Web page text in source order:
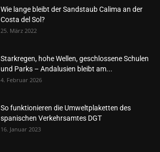
Wie lange bleibt der Sandstaub Calima an der
Costa del Sol?
25. März 2022
Starkregen, hohe Wellen, geschlossene Schulen
und Parks – Andalusien bleibt am...
4. Februar 2026
So funktionieren die Umweltplaketten des
spanischen Verkehrsamtes DGT
16. Januar 2023